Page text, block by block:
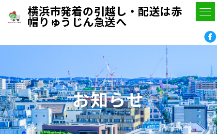
横浜市発着の引越し・配送は赤
帽りゅうじん急送へ
お知らせ